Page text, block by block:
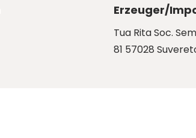
Erzeuger/
Tua Rita Soc.
81 57028